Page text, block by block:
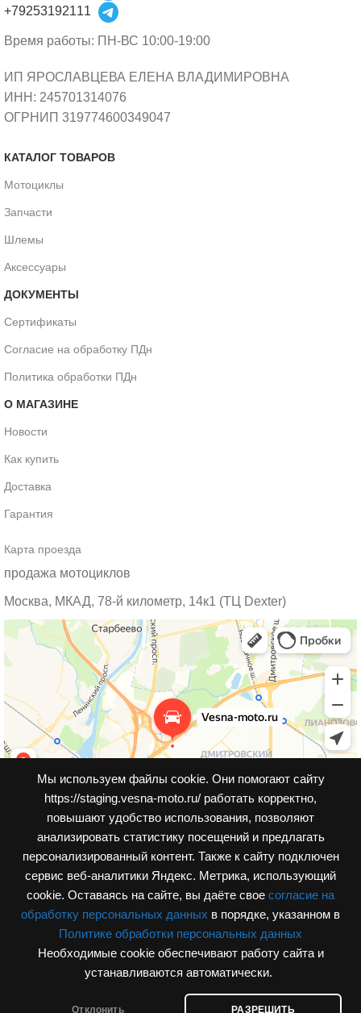
Мы используем файлы cookie. Они помогают сайту
https://staging.vesna-moto.ru/ работать корректно,
повышают удобство использования, позволяют
анализировать статистику посещений и предлагать
персонализированный контент. Также к cайту подключен
сервис веб-аналитики Яндекс. Метрика, использующий
cookie. Оставаясь на сайте, вы даёте свое согласие на
обработку персональных данных в порядке, указанном в
Политике обработки персональных данных
Необходимые cookie обеспечивают работу сайта и
устанавливаются автоматически.
Отклонить РАЗРЕШИТЬ
+79253192111
Время работы: ПН-ВС 10:00-19:00
ИП ЯРОСЛАВЦЕВА ЕЛЕНА ВЛАДИМИРОВНА
ИНН: 245701314076
ОГРНИП 319774600349047
КАТАЛОГ ТОВАРОВ
Мотоциклы
Запчасти
Шлемы
Аксессуары
ДОКУМЕНТЫ
Сертификаты
Согласие на обработку ПДн
Политика обработки ПДн
О МАГАЗИНЕ
Новости
Как купить
Доставка
Гарантия
Карта проезда
продажа мотоциклов
Москва, МКАД, 78-й километр, 14к1 (ТЦ Dexter)
Разработка сайта